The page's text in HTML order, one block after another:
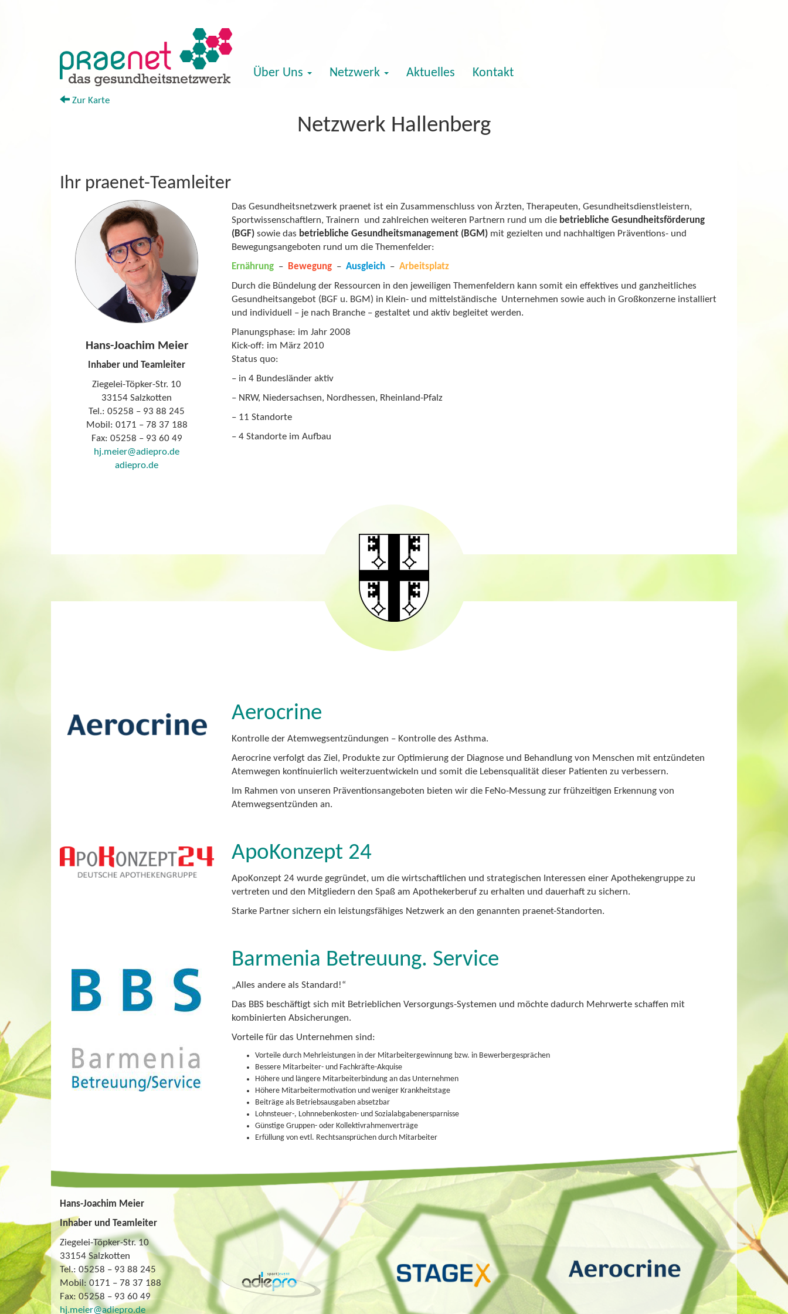
Über Uns Netzwerk Aktuelles Kontakt
+
Zur Karte
Netzwerk Hallenberg
Ihr praenet-Teamleiter
Hans-Joachim Meier
Inhaber und Teamleiter
Ziegelei-Töpker-Str. 10
33154 Salzkotten
Tel.: 05258 – 93 88 245
Mobil: 0171 – 78 37 188
Fax: 05258 – 93 60 49
hj.meier@adiepro.de
adiepro.de
Das Gesundheitsnetzwerk praenet ist ein Zusammenschluss von Ärzten, Therapeuten, Gesundheitsdienstleistern,
Sportwissenschaftlern, Trainern und zahlreichen weiteren Partnern rund um die betriebliche Gesundheitsförderung
(BGF)sowie das betriebliche Gesundheitsmanagement (BGM) mit gezielten und nachhaltigen Präventions- und
Bewegungsangeboten rund um die Themenfelder:
Ernährung– Bewegung– Ausgleich– Arbeitsplatz
Durch die Bündelung der Ressourcen in den jeweiligen Themenfeldern kann somit ein effektives und ganzheitliches
Gesundheitsangebot (BGF u. BGM) in Klein- und mittelständische Unternehmen sowie auch in Großkonzerne installiert
und individuell – je nach Branche – gestaltet und aktiv begleitet werden.
Planungsphase: im Jahr 2008
Kick-off: im März 2010
Status quo:
– in 4 Bundesländer aktiv
– NRW, Niedersachsen, Nordhessen, Rheinland-Pfalz
– 11 Standorte
– 4 Standorte im Aufbau
Aerocrine
Kontrolle der Atemwegsentzündungen – Kontrolle des Asthma.
Aerocrine verfolgt das Ziel, Produkte zur Optimierung der Diagnose und Behandlung von Menschen mit entzündeten
Atemwegen kontinuierlich weiterzuentwickeln und somit die Lebensqualität dieser Patienten zu verbessern.
Im Rahmen von unseren Präventionsangeboten bieten wir die FeNo-Messung zur frühzeitigen Erkennung von
Atemwegsentzünden an.
ApoKonzept 24
ApoKonzept 24 wurde gegründet, um die wirtschaftlichen und strategischen Interessen einer Apothekengruppe zu
vertreten und den Mitgliedern den Spaß am Apothekerberuf zu erhalten und dauerhaft zu sichern.
Starke Partner sichern ein leistungsfähiges Netzwerk an den genannten praenet-Standorten.
Barmenia Betreuung. Service
„Alles andere als Standard!“
Das BBS beschäftigt sich mit Betrieblichen Versorgungs-Systemen und möchte dadurch Mehrwerte schaffen mit
kombinierten Absicherungen.
Vorteile für das Unternehmen sind:
Vorteile durch Mehrleistungen in der Mitarbeitergewinnung bzw. in Bewerbergesprächen
Bessere Mitarbeiter- und Fachkräfte-Akquise
Höhere und längere Mitarbeiterbindung an das Unternehmen
Höhere Mitarbeitermotivation und weniger Krankheitstage
Beiträge als Betriebsausgaben absetzbar
Lohnsteuer-, Lohnnebenkosten- und Sozialabgabenersparnisse
Günstige Gruppen- oder Kollektivrahmenverträge
Erfüllung von evtl. Rechtsansprüchen durch Mitarbeiter
Hans-Joachim Meier
Inhaber und Teamleiter
Ziegelei-Töpker-Str. 10
33154 Salzkotten
Tel.: 05258 – 93 88 245
Mobil: 0171 – 78 37 188
Fax: 05258 – 93 60 49
hj.meier@adiepro.de